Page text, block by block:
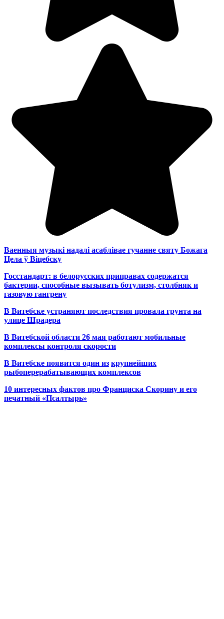
Ваенныя музыкі надалі асаблівае гучанне святу Божага
Цела ў Віцебску
Госстандарт: в белорусских приправах содержатся
бактерии, способные вызывать ботулизм, столбняк и
газовую гангрену
В Витебске устраняют последствия провала грунта на
улице Шрадера
В Витебской области 26 мая работают мобильные
комплексы контроля скорости
В Витебске появится один из крупнейших
рыбоперерабатывающих комплексов
10 интересных фактов про Франциска Скорину и его
печатный «Псалтырь»